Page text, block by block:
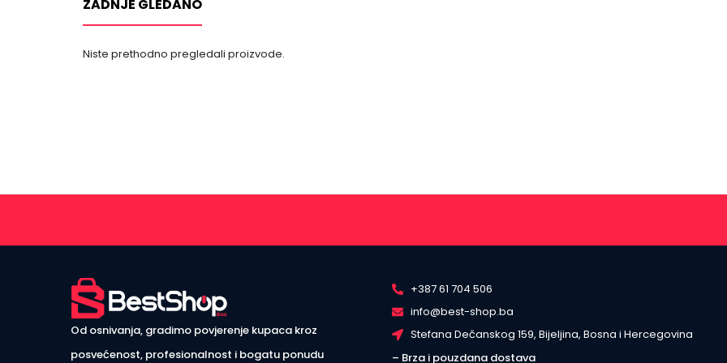
ZADNJE GLEDANO
Niste prethodno pregledali proizvode.
Od osnivanja, gradimo povjerenje kupaca kroz
posvećenost, profesionalnost i bogatu ponudu
+387 61 704 506
info@best-shop.ba
Stefana Dečanskog 159, Bijeljina, Bosna i Hercegovina
– Brza i pouzdana dostava